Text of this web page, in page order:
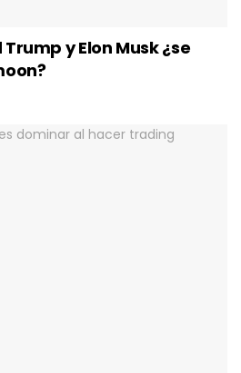
y Elon Musk ¿se